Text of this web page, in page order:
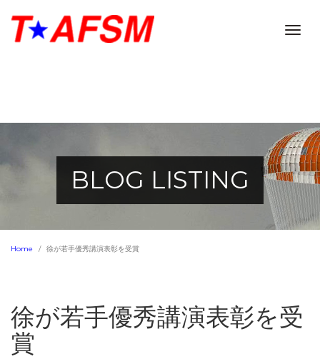
BLOG LISTING
Home 徐が若手優秀講演表彰を受賞
徐が若手優秀講演表彰を受
賞